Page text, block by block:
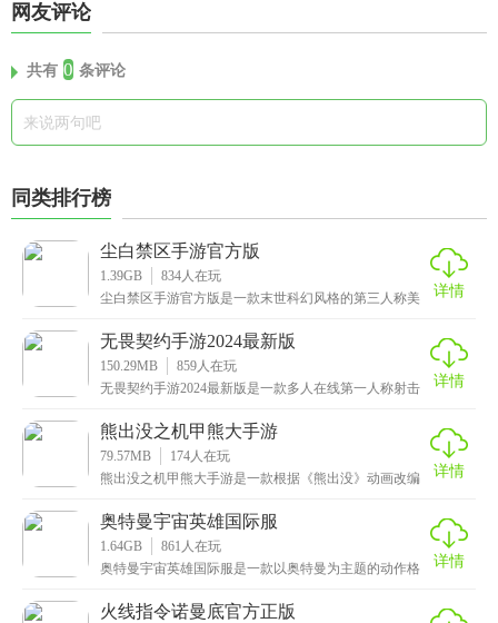
网友评论
共有 0 条评论
同类排行榜
尘白禁区手游官方版
1.39GB 834人在玩
尘白禁区手游官方版是一款末世科幻风格的第三人称美
真
详情
无畏契约手游2024最新版
150.29MB 859人在玩
无畏契约手游2024最新版是一款多人在线第一人称射击
详情
熊出没之机甲熊大手游
79.57MB 174人在玩
熊出没之机甲熊大手游是一款根据《熊出没》动画改编
的
详情
奥特曼宇宙英雄国际服
1.64GB 861 人在玩
奥特曼宇宙英雄国际服是一款以奥特曼为主题的动作格
富，让
详情
火线指令诺曼底官方正版